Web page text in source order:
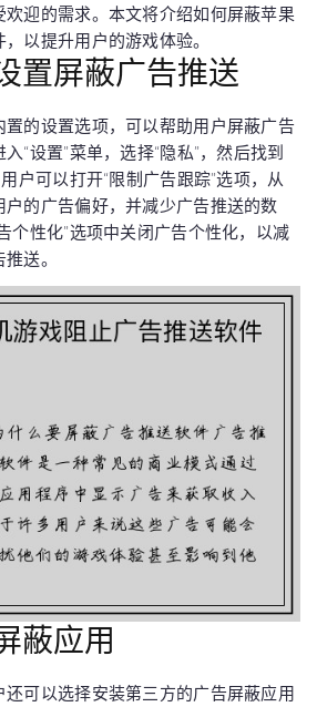
迎的需求。本文将介绍如何屏蔽苹果
以提升用户的游戏体验。
置屏蔽广告推送
的设置选项，可以帮助用户屏蔽广告
“设置”菜单，选择“隐私”，然后找到
户可以打开“限制广告跟踪”选项，从
的广告偏好，并减少广告推送的数
个性化”选项中关闭广告个性化，以减
送。
蔽应用
可以选择安装第三方的广告屏蔽应用